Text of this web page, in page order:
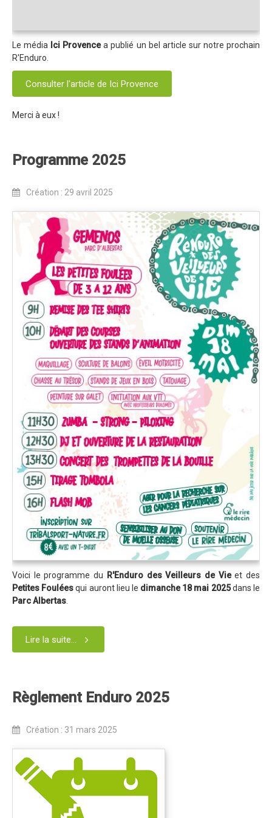
Photos / Vidéos 2024
Tombola 2024
Edition 2023
Dossier de presse 2023
Programme 2023
Règlement 2023
Photos 2023
Edition 2022
Blog 2022
Règlement 2022
Dossier de presse 2022
Affiche 2022
Partenaires 2022
Plans des spéciales 2022
Résultats 2022
Photos 2022
Edition 2020
Blog 2020
Dossier de Presse 2020
Edition 2019
Blog 2019
Revue de presse 2019
Résultats 2019
Plan des spéciales 2019
Programme 2019
Dossier de Presse 2019
Enduro Kids 2019
Blog 2018
Bilan de l'Enduro 2018
Le média Ici Provencea publié un bel article sur notre prochain
R'Enduro.
Consulter l'article de Ici Provence
Merci à eux !
Programme 2025
Création : 29 avril 2025
Voici le programme du R'Enduro des Veilleurs de Vieet des
Petites Fouléesqui auront lieu le dimanche 18 mai 2025dans le
Parc Albertas
Lire la suite...
Règlement Enduro 2025
Création : 31 mars 2025